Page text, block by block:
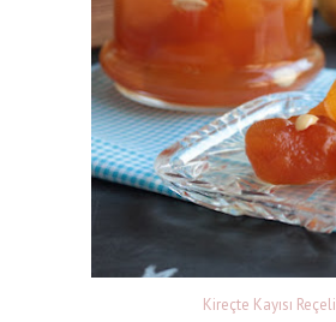
Kireçte Kayısı Reçeli